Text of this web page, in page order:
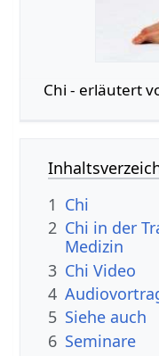
Chi - erläutert
1 Chi
2 Chi in der
Medizin
3 Chi Video
4
5 Siehe auch
6 Seminare